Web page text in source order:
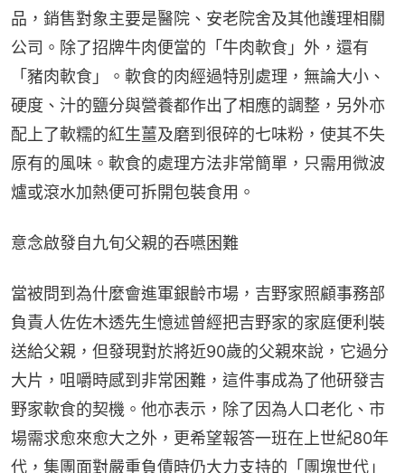
品，銷售對象主要是醫院、安老院舍及其他護理相關
公司。除了招牌牛肉便當的「牛肉軟食」外，還有
「豬肉軟食」。軟食的肉經過特別處理，無論大小、
硬度、汁的鹽分與營養都作出了相應的調整，另外亦
配上了軟糯的紅生薑及磨到很碎的七味粉，使其不失
原有的風味。軟食的處理方法非常簡單，只需用微波
爐或滾水加熱便可拆開包裝食用。
意念啟發自九旬父親的吞嚥困難
當被問到為什麼會進軍銀齡市場，吉野家照顧事務部
負責人佐佐木透先生憶述曾經把吉野家的家庭便利裝
送給父親，但發現對於將近90歲的父親來說，它過分
大片，咀嚼時感到非常困難，這件事成為了他研發吉
野家軟食的契機。他亦表示，除了因為人口老化、市
場需求愈來愈大之外，更希望報答一班在上世紀80年
代，集團面對嚴重負債時仍大力支持的「團塊世代」